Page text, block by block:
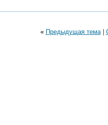
« Предыдущая тема|